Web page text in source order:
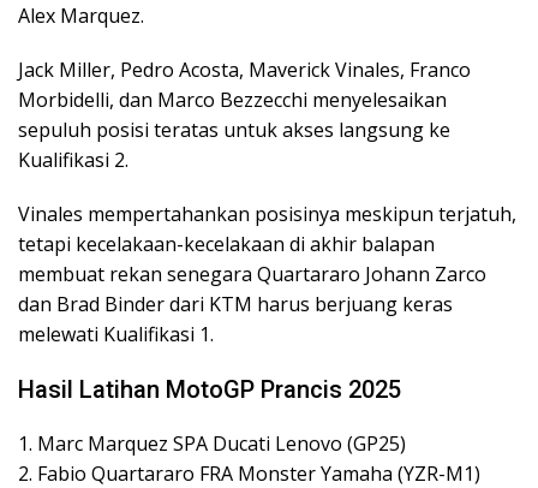
Alex Marquez.
Jack Miller, Pedro Acosta, Maverick Vinales, Franco
Morbidelli, dan Marco Bezzecchi menyelesaikan
sepuluh posisi teratas untuk akses langsung ke
Kualifikasi 2.
Vinales mempertahankan posisinya meskipun terjatuh,
tetapi kecelakaan-kecelakaan di akhir balapan
membuat rekan senegara Quartararo Johann Zarco
dan Brad Binder dari KTM harus berjuang keras
melewati Kualifikasi 1.
Hasil Latihan MotoGP Prancis 2025
1. Marc Marquez SPA Ducati Lenovo (GP25)
2. Fabio Quartararo FRA Monster Yamaha (YZR-M1)